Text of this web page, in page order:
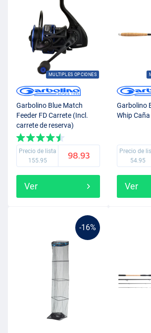
MULTIPLES OPCIONES
Garbolino Blue Match
Feeder FD Carrete (Incl.
carrete de reserva)
Precio de lista
155.95
98.93
Ver
Garbolino
Whip
Precio de
54.95
Ver
-16%